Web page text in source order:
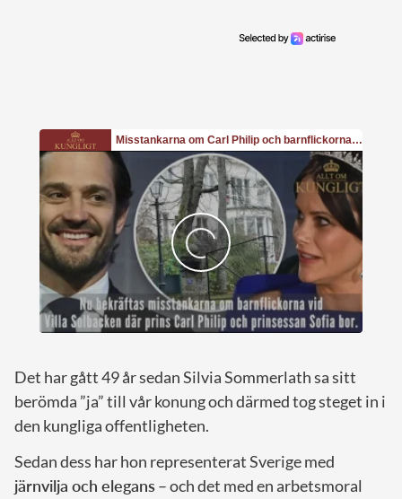
Det har gått 49 år sedan Silvia Sommerlath sa sitt
berömda ”ja” till vår konung och därmed tog steget in i
den kungliga offentligheten.
Sedan dess har hon representerat Sverige med
järnvilja och elegans – och det med en arbetsmoral